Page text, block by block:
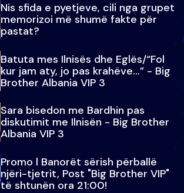
Nis sfida e pyetjeve, cili nga grupet
memorizoi më shumë fakte për
pastat?
Batuta mes Ilnisës dhe Eglës/“Fol
kur jam aty, jo pas krahëve…” - Big
Brother Albania VIP 3
Sara bisedon me Bardhin pas
diskutimit me Ilnisën - Big Brother
Albania VIP 3
Promo l Banorët sërish përballë
njëri-tjetrit, Post "Big Brother VIP"
të shtunën ora 21:00!